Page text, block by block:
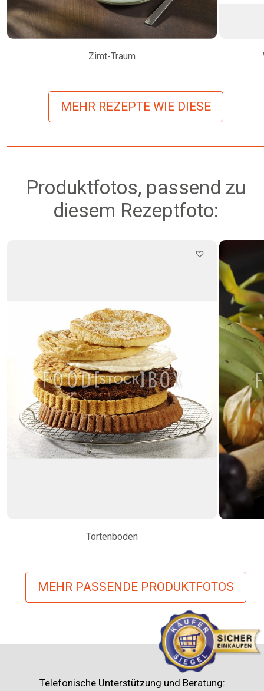
Zimt-Traum
MEHR REZEPTE WIE DIESE
Produktfotos, passend zu
diesem Rezeptfoto:
Tortenboden
MEHR PASSENDE PRODUKTFOTOS
Telefonische Unterstützung und Beratung: